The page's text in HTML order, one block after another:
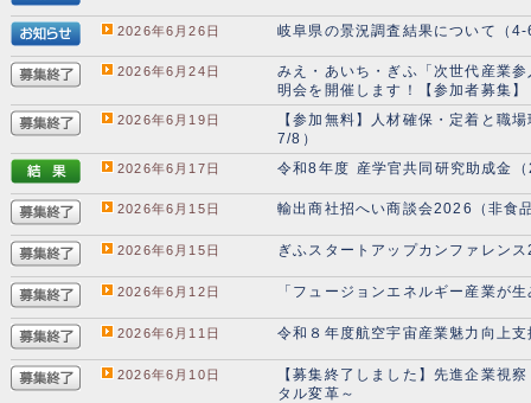
2026年6月26日 岐阜県の景況調査結果について（
2026年6月24日
みえ・あいち・ぎふ「次世代産業
明会を開催します！【参加者募集】
2026年6月19日
【参加無料】人材確保・定着と職
7/8）
2026年6月17日 令和8年度 産学官共同研究助成金
2026年6月15日 輸出商社招へい商談会2026（非食
2026年6月15日 ぎふスタートアップカンファレン
2026年6月12日 「フュージョンエネルギー産業が
2026年6月11日 令和８年度航空宇宙産業魅力向上
2026年6月10日
【募集終了しました】先進企業
タル変革～